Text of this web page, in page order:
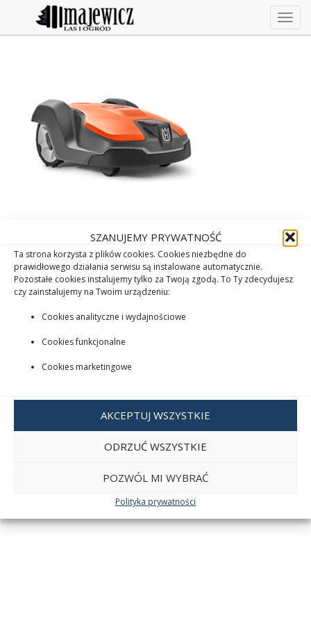
SZANUJEMY PRYWATNOŚĆ
Ta strona korzysta z plików cookies. Cookies niezbędne do
prawidłowego działania serwisu są instalowane automatycznie.
Pozostałe cookies instalujemy tylko za Twoją zgodą. To Ty zdecydujesz
czy zainstalujemy na Twoim urządzeniu:
Cookies analityczne i wydajnościowe
Cookies funkcjonalne
Cookies marketingowe
AKCEPTUJ WSZYSTKIE
ODRZUĆ WSZYSTKIE
POZWÓL MI WYBRAĆ
Polityka prywatności